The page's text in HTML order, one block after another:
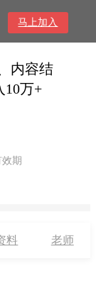
马上加入
内容结
10万+
期
料 老师